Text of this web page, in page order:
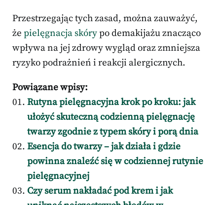
Przestrzegając tych zasad, można zauważyć,
że pielęgnacja skórypo demakijażu znacząco
wpływa na jej zdrowy wygląd oraz zmniejsza
ryzyko podrażnień i reakcji alergicznych.
Powiązane wpisy:
Rutyna pielęgnacyjna krok po kroku: jak
ułożyć skuteczną codzienną pielęgnację
twarzy zgodnie z typem skóry i porą dnia
Esencja do twarzy – jak działa i gdzie
powinna znaleźć się w codziennej rutynie
pielęgnacyjnej
Czy serum nakładać pod krem i jak